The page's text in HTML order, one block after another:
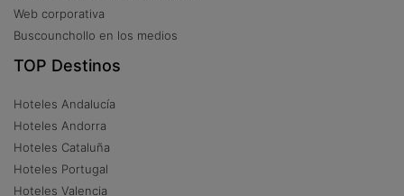
Web corporativa
Buscounchollo en los medios
TOP Destinos
Hoteles Andalucía
Hoteles Andorra
Hoteles Cataluña
Hoteles Portugal
Hoteles Valencia